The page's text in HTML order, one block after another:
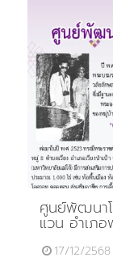
ศูนย์พัฒนา
แวน อำเภ
17/12/